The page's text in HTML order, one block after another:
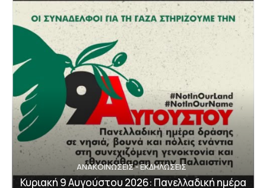
ΑΝΑΚΟΙΝΩΣΕΙΣ - ΕΚΔΗΛΩΣΕΙΣ
Κυριακή 9 Αυγούστου 2026: Πανελλαδική ημέρα